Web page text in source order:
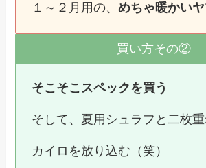
１～２月用の、 めちゃ暖かい
買い方その②
そこそこスペックを買う
そして、夏用シュラフと二枚
カイロを放り込む（笑）